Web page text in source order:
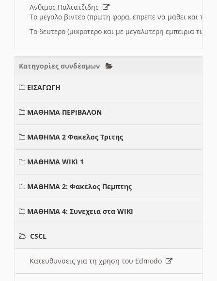
Ανθιμος Παλτατζιδης
Το μεγαλο βιντεο (πρωτη φορα, επρεπε να μαθει και το
Το δευτερο (μικροτερο και με μεγαλυτερη εμπειρια
Κατηγορίες συνδέσμων
ΕΙΣΑΓΩΓΗ
ΜΑΘΗΜΑ ΠΕΡΙΒΑΛΟΝ
ΜΑΘΗΜΑ 2 Φακελος Τριτης
ΜΑΘΗΜΑ WIKI 1
ΜΑΘΗΜΑ 2: Φακελος Πεμπτης
ΜΑΘΗΜΑ 4: Συνεχεια στα WIKI
CSCL
Κατευθυνσεις για τη χρηση του Edmodo